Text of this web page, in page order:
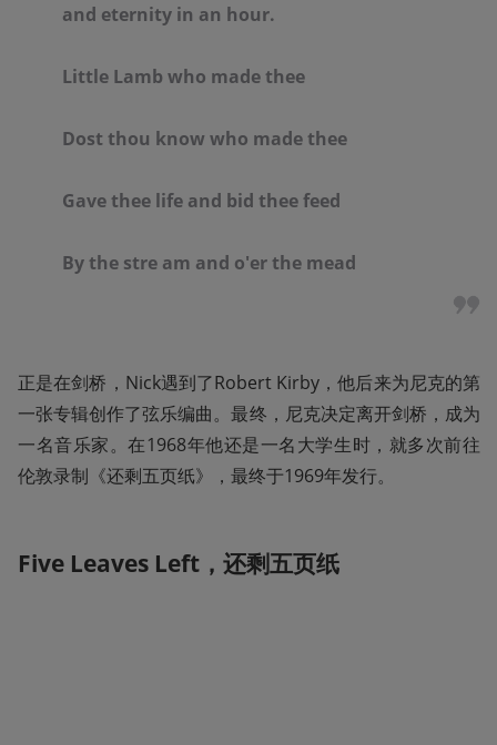
and eternity in an hour.
Little Lamb who made thee
Dost thou know who made thee
Gave thee life and bid thee feed
By the stre am and o'er the mead
正是在剑桥，Nick遇到了Robert Kirby，他后来为尼克的第
一张专辑创作了弦乐编曲。最终，尼克决定离开剑桥，成为
一名音乐家。在1968年他还是一名大学生时，就多次前往
伦敦录制《还剩五页纸》，最终于1969年发行。
Five Leaves Left ，还剩五页纸